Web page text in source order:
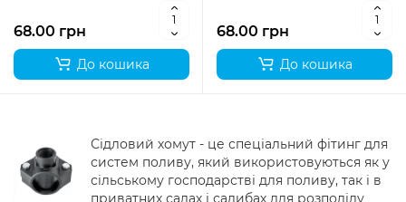
68.00 грн
До кошика
68.00 грн
До кошика
Сідловий хомут - це спеціальний фітинг для
систем поливу, який використовуються як у
сільському господарстві для поливу, так і в
приватних садах і садибах для розподілу